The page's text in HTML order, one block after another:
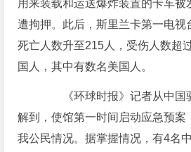
用来装载和运送爆炸装置的卡车被
遭拘押。此后，斯里兰卡第一电视
死亡人数升至215人，受伤人数超
国人，其中有数名美国人。
《环球时报》记者从中国
解到，使馆第一时间启动应急预案
我公民情况。据掌握情况，有4名